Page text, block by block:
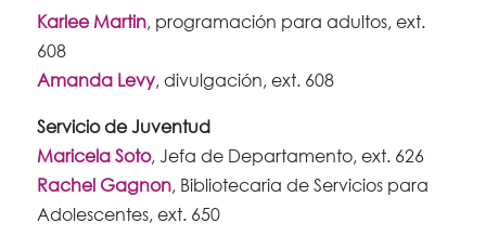
Karlee Martin, programación para adultos, ext.
608
Amanda Levy, divulgación, ext. 608
Servicio de Juventud
Maricela Soto, Jefa de Departamento, ext. 626
Rachel Gagnon, Bibliotecaria de Servicios para
Adolescentes, ext. 650